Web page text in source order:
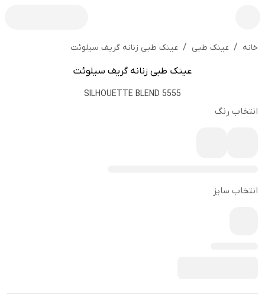
خانه / عینک طبی / عینک طبی زنانه گریف سیلوئت
عینک طبی زنانه گریف سیلوئت
5555 SILHOUETTE BLEND
انتخاب رنگ
انتخاب سایز